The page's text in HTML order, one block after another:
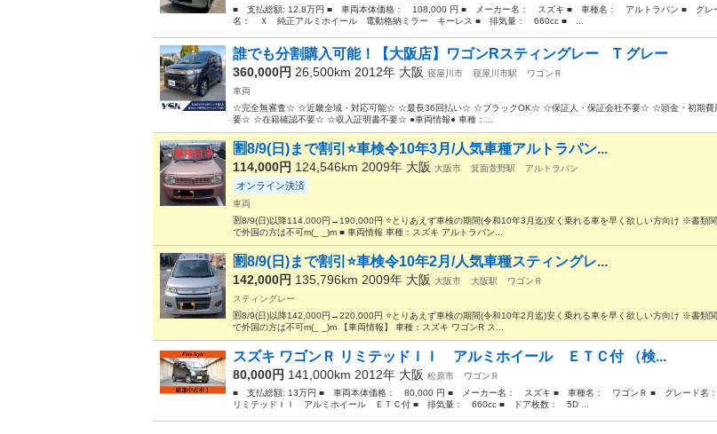
■ 支払総額: 12.8万円 ■ 車両本体価格： 108,000 円 ■ メーカー名： スズキ ■ 車種名： アルトラパン ■ グレ
名： Ｘ 純正アルミホイール 電動格納ミラー キーレス ■ 排気量： 660cc ■ ...
誰でも分割購入可能！【大阪店】ワゴンRスティングレー T グレー
360,000円 26,500km 2012年 大阪 寝屋川市 寝屋川市駅
ワゴンＲ
車両
☆完全無審査☆ ☆近畿全域・対応可能☆ ☆最長36回払い☆ ☆ブラックOK☆ ☆保証人・保証会社不要☆ ☆頭金・初期費
要☆ ☆在籍確認不要☆ ☆収入証明書不要☆ ●車両情報● 車種：...
🈹8/9(日)まで割引⭐️車検令10年3月/人気車種アルトラパン...
114,000円 124,546km 2009年 大阪 大阪市 箕面萱野駅 アルトラパン
オンライン決済
車両
🈹8/9(日)以降114,000円→190,000円 ⭐️とりあえず車検の期間(令和10年3月迄)安く乗れる車を早く欲しい方向け ※書類
で外国の方は不可m(_ _)m ■ 車両情報 車種：スズキ アルトラパン...
🈹8/9(日)まで割引⭐️車検令10年2月/人気車種スティングレ...
142,000円 135,796km 2009年 大阪 大阪市 大阪駅
ワゴンＲ
スティングレー
🈹8/9(日)以降142,000円→220,000円 ⭐️とりあえず車検の期間(令和10年2月迄)安く乗れる車を早く欲しい方向け ※書類
で外国の方は不可m(_ _)m 【車両情報】 車種：スズキ ワゴンR ス...
スズキ ワゴンＲ リミテッドＩＩ アルミホイール ＥＴＣ付 （検...
80,000円 141,000km 2012年 大阪 松原市
ワゴンＲ
■ 支払総額: 13万円 ■ 車両本体価格： 80,000 円 ■ メーカー名： スズキ ■ 車種名： ワゴンＲ ■ グレード名
リミテッドＩＩ アルミホイール ＥＴＣ付 ■ 排気量： 660cc ■ ドア枚数： 5D ...